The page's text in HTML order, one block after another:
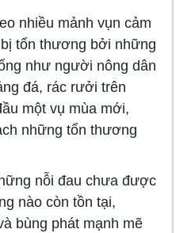
nhiều mảnh vụn cảm
tổn thương bởi những
như người nông dân
đá, rác rưởi trên
một vụ mùa mới,
những tổn thương
nỗi đau chưa được
nào còn tồn tại,
bùng phát mạnh mẽ